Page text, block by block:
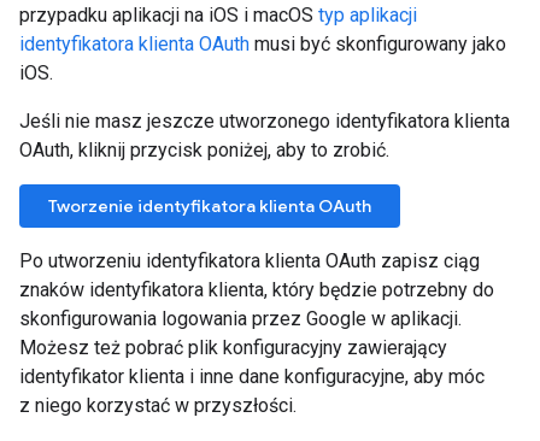
przypadku aplikacji na iOS i macOS typ aplikacji
identyfikatora klienta OAuth musi być skonfigurowany jako
iOS.
Jeśli nie masz jeszcze utworzonego identyfikatora klienta
OAuth, kliknij przycisk poniżej, aby to zrobić.
Tworzenie identyfikatora klienta OAuth
Po utworzeniu identyfikatora klienta OAuth zapisz ciąg
znaków identyfikatora klienta, który będzie potrzebny do
skonfigurowania logowania przez Google w aplikacji.
Możesz też pobrać plik konfiguracyjny zawierający
identyfikator klienta i inne dane konfiguracyjne, aby móc
z niego korzystać w przyszłości.